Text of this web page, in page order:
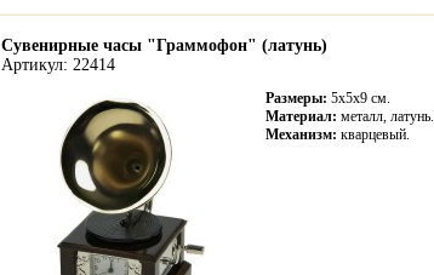
Сувенирные часы "Граммофон" (латунь)
Артикул: 22414
Размеры: 5х5х9 см.
Материал: металл, латунь.
Механизм: кварцевый.